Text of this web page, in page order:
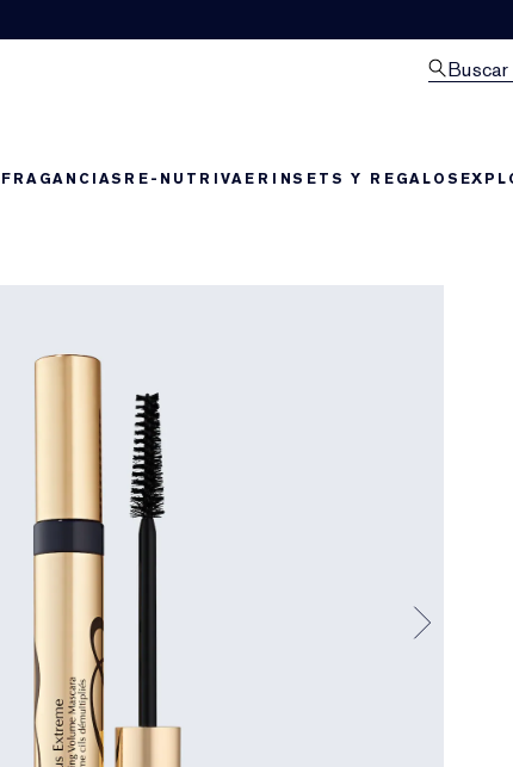
Buscar
FRAGANCIAS RE-NUTRIVAERINSETS Y REGALOS